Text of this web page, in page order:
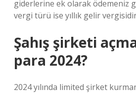
giderlerine ek olarak ödemeniz
vergi türü ise yıllık gelir
Şahış şirketi
para 2024?
2024 yılında limited şirket